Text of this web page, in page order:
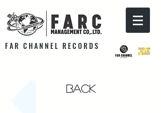
F A R C H A N N E L R E C O R D S
Back